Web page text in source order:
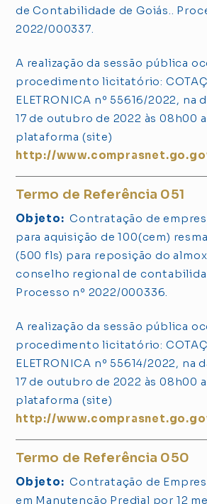
de Contabilidade de Goiás..
2022/000337.
A realização da sessão pública
procedimento licitatório:
ELETRONICA nº 55616/2022, na
17 de outubro de 2022 às 08h00
plataforma (site)
http://
Termo de Referência 051
Objeto: Contratação de
para aquisição de 100(cem)
(500 fls) para reposição do
conselho regional de
Processo nº 2022/000336.
A realização da sessão pública
procedimento licitatório:
ELETRONICA nº 55614/2022, na
17 de outubro de 2022 às 08h00
plataforma (site)
http://
Termo de Referência 050
Objeto: Contratação de
em Manutenção Predial por 12